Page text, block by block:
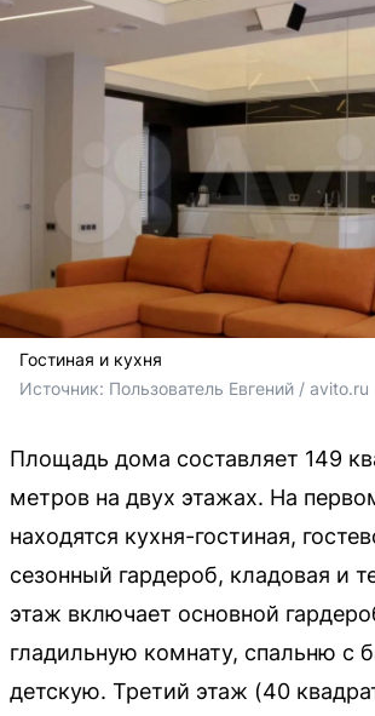
Гостиная и кухня
Источник: Пользователь Евгений / avito.ru
Площадь дома составляет 149
метров на двух этажах. На
находятся кухня-гостиная,
сезонный гардероб, кладовая и
этаж включает основной
гладильную комнату, спальню с
детскую. Третий этаж (40